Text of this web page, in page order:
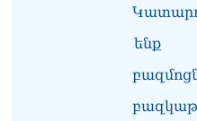
ենք